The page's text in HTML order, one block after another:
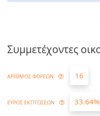
Συμμετέχοντες
ΑΡΙΘΜΟΣ ΦΟΡΕΩΝ 16
ΕΥΡΟΣ ΕΚΠΤΩΣΕΩΝ